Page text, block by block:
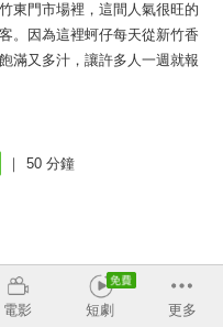
東門市場裡，這間人氣很旺的
。因為這裡蚵仔每天從新竹香
滿又多汁，讓許多人一週就報
50 分鐘
# 深度報導
電影 短劇 更多